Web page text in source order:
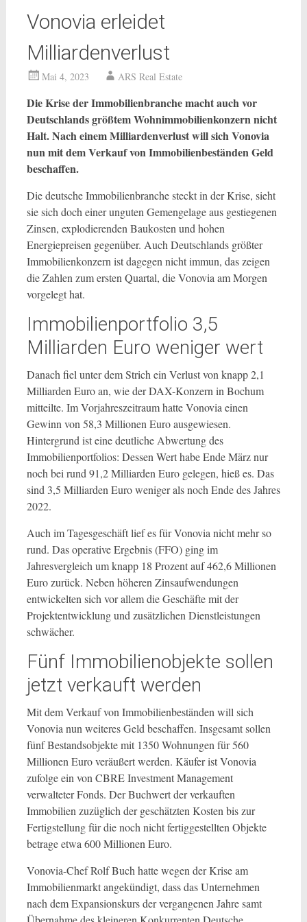
Vonovia erleidet
Milliardenverlust
Mai 4, 2023 ARS Real Estate
Die Krise der Immobilienbranche macht auch vor
Deutschlands größtem Wohnimmobilienkonzern nicht
Halt. Nach einem Milliardenverlust will sich Vonovia
nun mit dem Verkauf von Immobilienbeständen Geld
beschaffen.
Die deutsche Immobilienbranche steckt in der Krise, sieht
sie sich doch einer unguten Gemengelage aus gestiegenen
Zinsen, explodierenden Baukosten und hohen
Energiepreisen gegenüber. Auch Deutschlands größter
Immobilienkonzern ist dagegen nicht immun, das zeigen
die Zahlen zum ersten Quartal, die Vonovia am Morgen
vorgelegt hat.
Immobilienportfolio 3,5
Milliarden Euro weniger wert
Danach fiel unter dem Strich ein Verlust von knapp 2,1
Milliarden Euro an, wie der DAX-Konzern in Bochum
mitteilte. Im Vorjahreszeitraum hatte Vonovia einen
Gewinn von 58,3 Millionen Euro ausgewiesen.
Hintergrund ist eine deutliche Abwertung des
Immobilienportfolios: Dessen Wert habe Ende März nur
noch bei rund 91,2 Milliarden Euro gelegen, hieß es. Das
sind 3,5 Milliarden Euro weniger als noch Ende des Jahres
2022.
Auch im Tagesgeschäft lief es für Vonovia nicht mehr so
rund. Das operative Ergebnis (FFO) ging im
Jahresvergleich um knapp 18 Prozent auf 462,6 Millionen
Euro zurück. Neben höheren Zinsaufwendungen
entwickelten sich vor allem die Geschäfte mit der
Projektentwicklung und zusätzlichen Dienstleistungen
schwächer.
Fünf Immobilienobjekte sollen
jetzt verkauft werden
Mit dem Verkauf von Immobilienbeständen will sich
Vonovia nun weiteres Geld beschaffen. Insgesamt sollen
fünf Bestandsobjekte mit 1350 Wohnungen für 560
Millionen Euro veräußert werden. Käufer ist Vonovia
zufolge ein von CBRE Investment Management
verwalteter Fonds. Der Buchwert der verkauften
Immobilien zuzüglich der geschätzten Kosten bis zur
Fertigstellung für die noch nicht fertiggestellten Objekte
betrage etwa 600 Millionen Euro.
Vonovia-Chef Rolf Buch hatte wegen der Krise am
Immobilienmarkt angekündigt, dass das Unternehmen
nach dem Expansionskurs der vergangenen Jahre samt